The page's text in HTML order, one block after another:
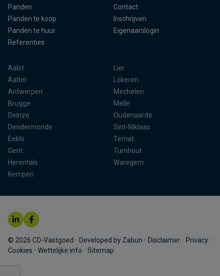
Panden
Panden te koop
Panden te huur
Referenties
Contact
Inschrijven
Eigenaarslogin
Aalst
Aalter
Antwerpen
Brugge
Deinze
Dendermonde
Eeklo
Gent
Herentals
Kempen
Lier
Lokeren
Mechelen
Melle
Oudenaarde
Sint-Niklaas
Ternat
Turnhout
Waregem
© 2026 CD-Vastgoed • Developed by Zabun • Disclaimer • Privacy •
Cookies • Wettelijke info • Sitemap